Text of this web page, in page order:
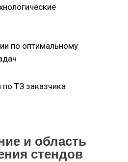
по оптимальному
по ТЗ заказчика
и область
стендов